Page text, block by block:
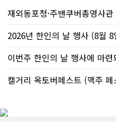
2026년 한인의 날 행사 (8월 8
이번주 한인의 날 행사에 마
캘거리 옥토버페스트 (맥주